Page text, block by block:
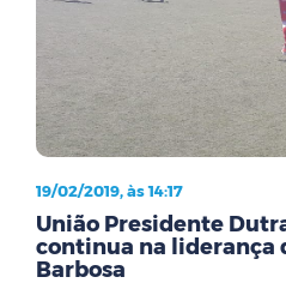
19/02/2019, às 14:17
União Presidente
continua na liderança
Barbosa